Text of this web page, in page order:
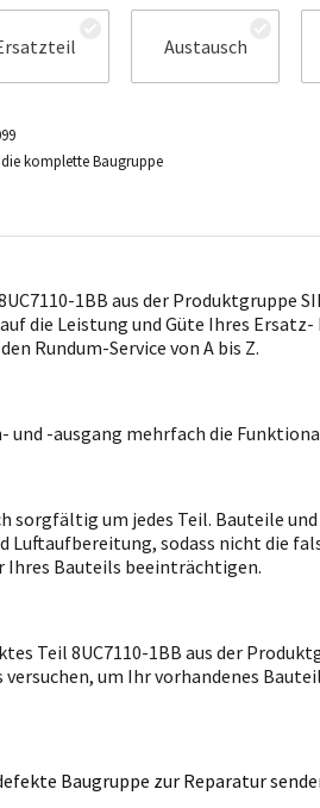
Austausch
komplette Baugruppe
1BB aus der Produktgruppe
die Leistung und Güte Ihres
Rundum-Service von A bis Z.
und -ausgang mehrfach die
sorgfältig um jedes Teil. Bauteile
Luftaufbereitung, sodass nicht die
Ihres Bauteils beeinträchtigen.
Teil 8UC7110-1BB aus der
um Ihr vorhandenes
Baugruppe zur Reparatur